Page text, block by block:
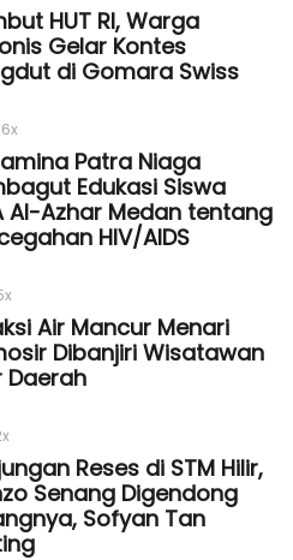
HUT RI, Warga
Gelar Kontes
di Gomara Swiss
Patra Niaga
Edukasi Siswa
Al-Azhar Medan tentang
HIV/AIDS
Air Mancur Menari
Dibanjiri Wisatawan
Daerah
Reses di STM Hilir,
Senang Digendong
Sofyan Tan